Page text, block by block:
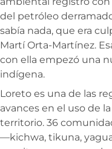
del petróleo
sabía nada, que era
Martí Orta-Martínez.
con ella empezó una
indígena.
Loreto es una de las
avances en el uso de
territorio. 36
—kichwa, tikuna,